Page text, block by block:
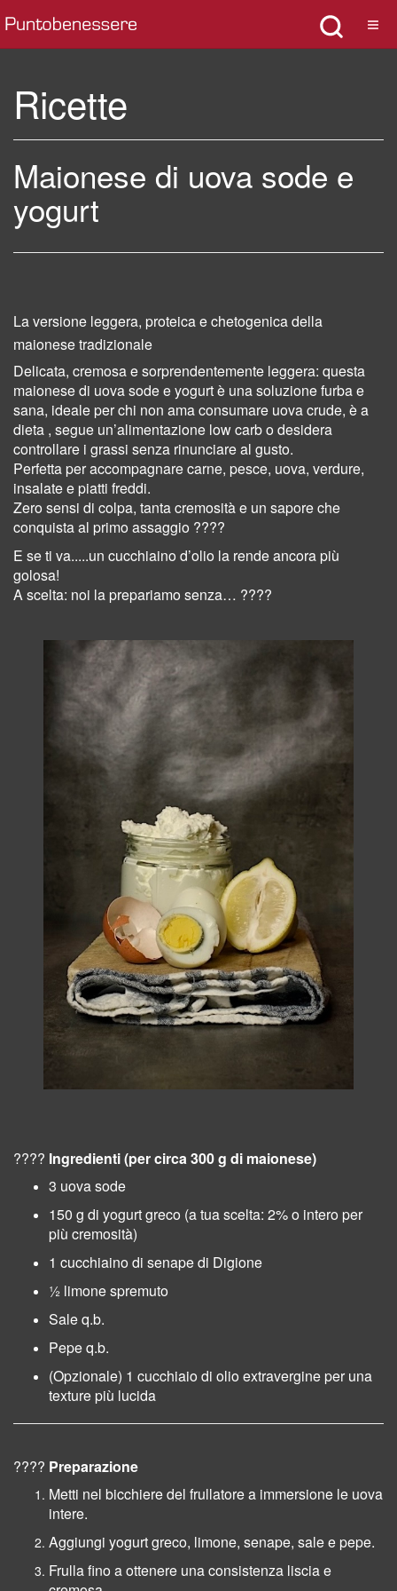
Ricette
Maionese di uova sode e
yogurt
La versione leggera, proteica e chetogenica della
maionese tradizionale
Delicata, cremosa e sorprendentemente leggera: questa
maionese di uova sode e yogurt è una soluzione furba e
sana, ideale per chi non ama consumare uova crude, è a
dieta , segue un’alimentazione low carb o desidera
controllare i grassi senza rinunciare al gusto.
Perfetta per accompagnare carne, pesce, uova, verdure,
insalate e piatti freddi.
Zero sensi di colpa, tanta cremosità e un sapore che
conquista al primo assaggio ????
E se ti va.....un cucchiaino d’olio la rende ancora più
golosa!
A scelta: noi la prepariamo senza… ????
???? Ingredienti (per circa 300 g di maionese)
3 uova sode
150 g di yogurt greco (a tua scelta: 2% o intero per
più cremosità)
1 cucchiaino di senape di Digione
½ limone spremuto
Sale q.b.
Pepe q.b.
(Opzionale) 1 cucchiaio di olio extravergine per una
texture più lucida
???? Preparazione
Metti nel bicchiere del frullatore a immersione le uova
intere.
Aggiungi yogurt greco, limone, senape, sale e pepe.
Frulla fino a ottenere una consistenza liscia e